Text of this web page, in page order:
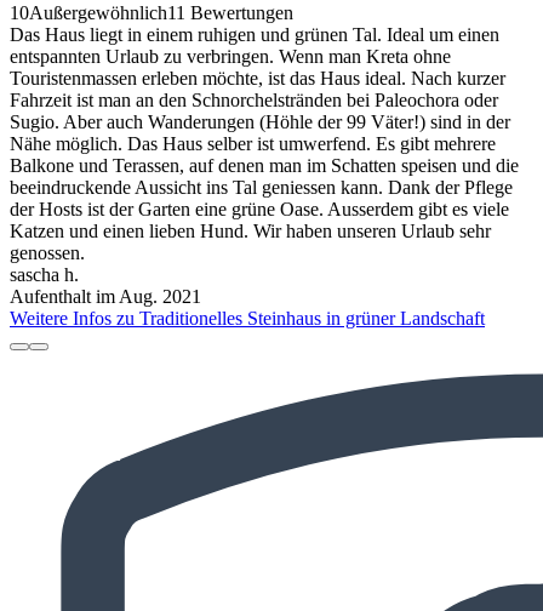
10Außergewöhnlich11 Bewertungen
Das Haus liegt in einem ruhigen und grünen Tal. Ideal um einen
entspannten Urlaub zu verbringen. Wenn man Kreta ohne
Touristenmassen erleben möchte, ist das Haus ideal. Nach kurzer
Fahrzeit ist man an den Schnorchelstränden bei Paleochora oder
Sugio. Aber auch Wanderungen (Höhle der 99 Väter!) sind in der
Nähe möglich. Das Haus selber ist umwerfend. Es gibt mehrere
Balkone und Terassen, auf denen man im Schatten speisen und die
beeindruckende Aussicht ins Tal geniessen kann. Dank der Pflege
der Hosts ist der Garten eine grüne Oase. Ausserdem gibt es viele
Katzen und einen lieben Hund. Wir haben unseren Urlaub sehr
genossen.
sascha h.
Aufenthalt im Aug. 2021
Weitere Infos zu Traditionelles Steinhaus in grüner Landschaft